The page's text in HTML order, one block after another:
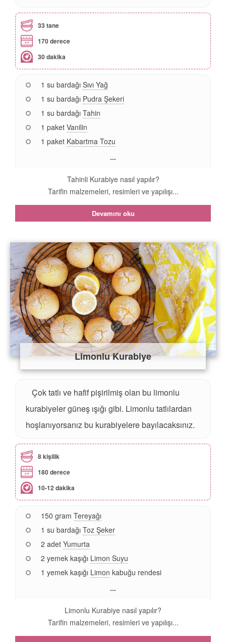
33 tane
170 derece
30 dakika
1 su bardağı Sıvı Yağ
1 su bardağı Pudra Şekeri
1 su bardağı Tahin
1 paket Vanilin
1 paket Kabartma Tozu
...
Tahinli Kurabiye nasıl yapılır?
Tarifin malzemeleri, resimleri ve yapılışı...
Devamını oku
Limonlu Kurabiye
Çok tatlı ve hafif pişirilmiş olan bu limonlu
kurabiyeler güneş ışığı gibi. Limonlu tatlılardan
hoşlanıyorsanız bu kurabiyelere bayılacaksınız.
8 kişilik
180 derece
10-12 dakika
150 gram Tereyağı
1 su bardağı Toz Şeker
2 adet Yumurta
2 yemek kaşığı Limon Suyu
1 yemek kaşığı Limon kabuğu rendesi
...
Limonlu Kurabiye nasıl yapılır?
Tarifin malzemeleri, resimleri ve yapılışı...